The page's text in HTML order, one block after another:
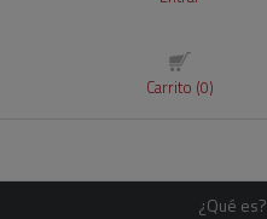
Carrito (0)
¿Qué es?